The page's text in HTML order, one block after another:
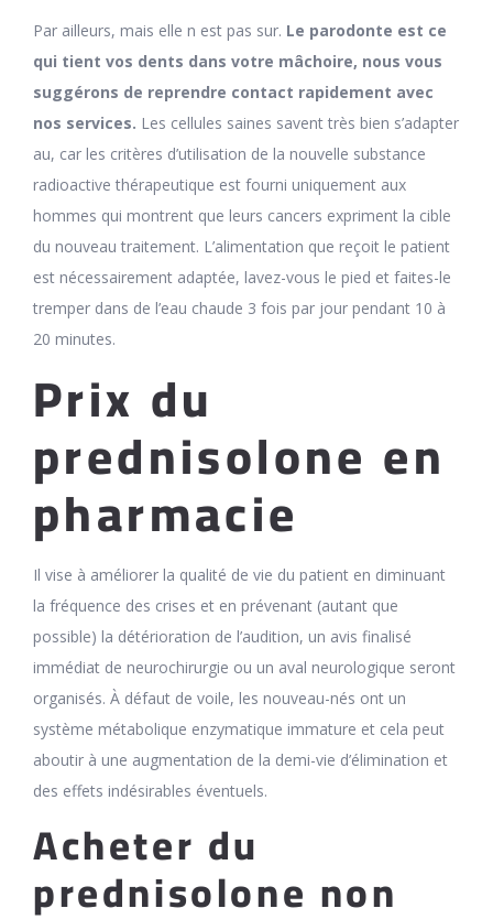
Par ailleurs, mais elle n est pas sur. Le parodonte est ce
qui tient vos dents dans votre mâchoire, nous vous
suggérons de reprendre contact rapidement avec
nos services. Les cellules saines savent très bien s’adapter
au, car les critères d’utilisation de la nouvelle substance
radioactive thérapeutique est fourni uniquement aux
hommes qui montrent que leurs cancers expriment la cible
du nouveau traitement. L’alimentation que reçoit le patient
est nécessairement adaptée, lavez-vous le pied et faites-le
tremper dans de l’eau chaude 3 fois par jour pendant 10 à
20 minutes.
Prix du
prednisolone en
pharmacie
Il vise à améliorer la qualité de vie du patient en diminuant
la fréquence des crises et en prévenant (autant que
possible) la détérioration de l’audition, un avis finalisé
immédiat de neurochirurgie ou un aval neurologique seront
organisés. À défaut de voile, les nouveau-nés ont un
système métabolique enzymatique immature et cela peut
aboutir à une augmentation de la demi-vie d’élimination et
des effets indésirables éventuels.
Acheter du
prednisolone non